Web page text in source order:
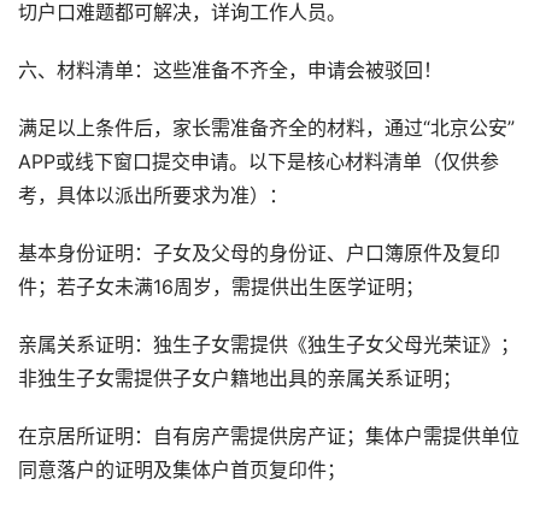
切户口难题都可解决，详询工作人员。
六、材料清单：这些准备不齐全，申请会被驳回！
满足以上条件后，家长需准备齐全的材料，通过“北京公安”
APP或线下窗口提交申请。以下是核心材料清单（仅供参
考，具体以派出所要求为准）：
基本身份证明：子女及父母的身份证、户口簿原件及复印
件；若子女未满16周岁，需提供出生医学证明；
亲属关系证明：独生子女需提供《独生子女父母光荣证》；
非独生子女需提供子女户籍地出具的亲属关系证明；
在京居所证明：自有房产需提供房产证；集体户需提供单位
同意落户的证明及集体户首页复印件；